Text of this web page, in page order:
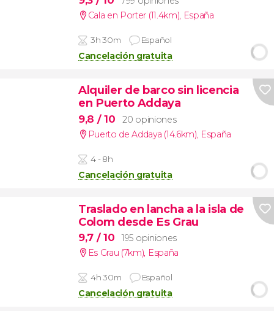
Cala en Porter (11.4km), España
3h 30m Español
Cancelación gratuita
Alquiler de barco sin licencia
en Puerto Addaya
9,8 / 10
20 opiniones
Puerto de Addaya (14.6km), España
4 - 8h
Cancelación gratuita
Traslado en lancha a la isla de
Colom desde Es Grau
9,7 / 10
195 opiniones
Es Grau (7km), España
4h 30m Español
Cancelación gratuita